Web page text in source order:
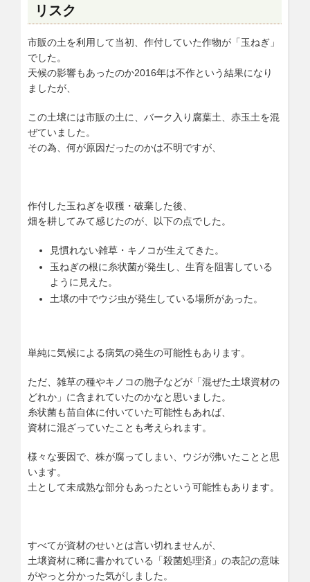
リスク
市販の土を利用して当初、作付していた作物が「玉ねぎ」
でした。
天候の影響もあったのか2016年は不作という結果になり
ましたが、
この土壌には市販の土に、バーク入り腐葉土、赤玉土を混
ぜていました。
その為、何が原因だったのかは不明ですが、
作付した玉ねぎを収穫・破棄した後、
畑を耕してみて感じたのが、以下の点でした。
見慣れない雑草・キノコが生えてきた。
玉ねぎの根に糸状菌が発生し、生育を阻害している
ように見えた。
土壌の中でウジ虫が発生している場所があった。
単純に気候による病気の発生の可能性もあります。
ただ、雑草の種やキノコの胞子などが「混ぜた土壌資材の
どれか」に含まれていたのかなと思いました。
糸状菌も苗自体に付いていた可能性もあれば、
資材に混ざっていたことも考えられます。
様々な要因で、株が腐ってしまい、ウジが沸いたことと思
います。
土として未成熟な部分もあったという可能性もあります。
すべてが資材のせいとは言い切れませんが、
土壌資材に稀に書かれている「殺菌処理済」の表記の意味
がやっと分かった気がしました。